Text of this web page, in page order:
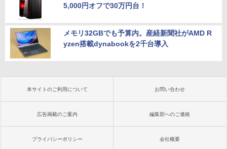
5,000円オフで30万円台！
メモリ32GBでも予算内。産経新聞社がAMD R
yzen搭載dynabookを2千台導入
本サイトのご利用について お問い合わせ
広告掲載のご案内 編集部へのご連絡
プライバシーポリシー 会社概要